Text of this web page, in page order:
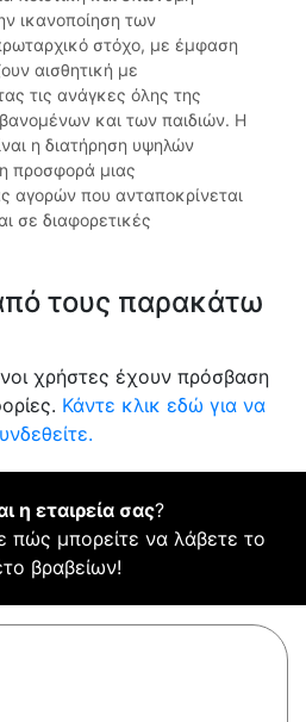
ικανοποίηση των
στόχο, με έμφαση
αισθητική με
τις ανάγκες όλης της
και των παιδιών. Η
η διατήρηση υψηλών
προσφορά μιας
αγορών που ανταποκρίνεται
σε διαφορετικές
τους παρακάτω
χρήστες έχουν πρόσβαση
Κάντε κλικ εδώ για να
η εταιρεία σας?
πώς μπορείτε να λάβετε το
βραβείων!